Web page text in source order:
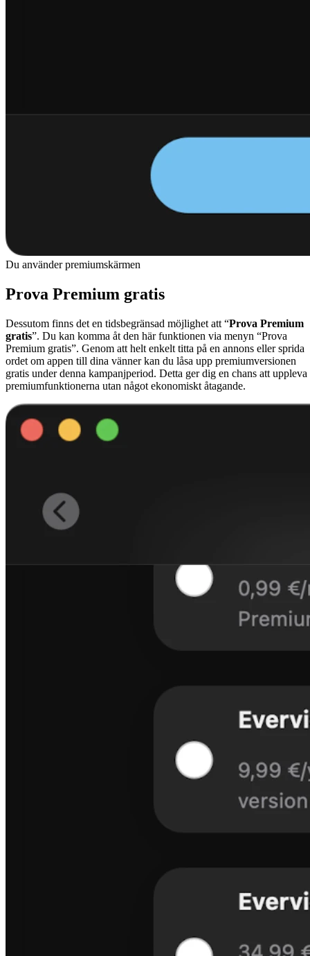
Du använder premiumskärmen
Prova Premium gratis
Dessutom finns det en tidsbegränsad möjlighet att “Prova Premium
gratis”. Du kan komma åt den här funktionen via menyn “Prova
Premium gratis”. Genom att helt enkelt titta på en annons eller sprida
ordet om appen till dina vänner kan du låsa upp premiumversionen
gratis under denna kampanjperiod. Detta ger dig en chans att uppleva
premiumfunktionerna utan något ekonomiskt åtagande.